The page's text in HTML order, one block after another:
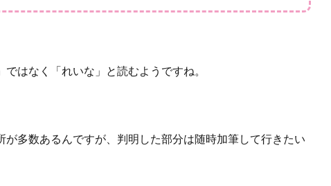
はなく「れいな」と読むようですね。
が多数あるんですが、判明した部分は随時加筆して行きたい